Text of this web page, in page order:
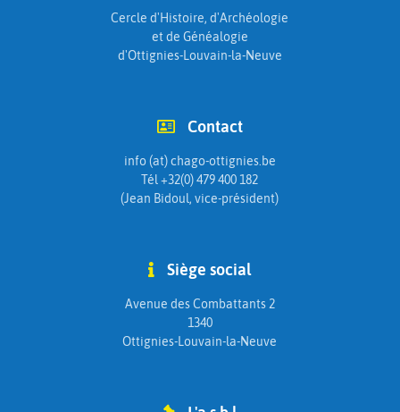
Cercle d'Histoire, d'Archéologie
et de Généalogie
d'Ottignies-Louvain-la-Neuve
Contact
info (at) chago-ottignies.be
Tél +32(0) 479 400 182
(Jean Bidoul, vice-président)
Siège social
Avenue des Combattants 2
1340
Ottignies-Louvain-la-Neuve